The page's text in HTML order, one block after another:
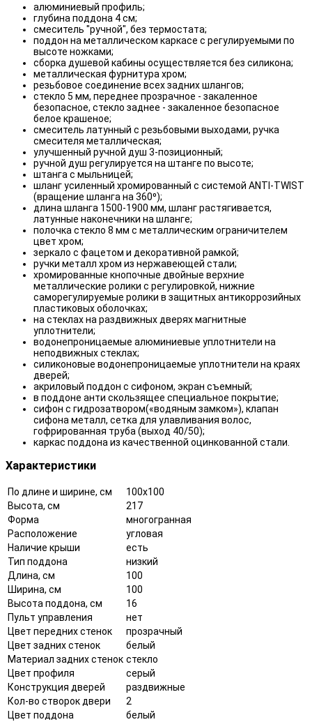
алюминиевый профиль;
глубина поддона 4 см;
смеситель "ручной", без термостата;
поддон на металлическом каркасе с регулируемыми по
высоте ножками;
сборка душевой кабины осуществляется без силикона;
металлическая фурнитура хром;
резьбовое соединение всех задних шлангов;
стекло 5 мм, переднее прозрачное - закаленное
безопасное, стекло заднее - закаленное безопасное
белое крашеное;
смеситель латунный с резьбовыми выходами, ручка
смесителя металлическая;
улучшенный ручной душ 3-позиционный;
ручной душ регулируется на штанге по высоте;
штанга с мыльницей;
шланг усиленный хромированный с системой ANTI-TWIST
(вращение шланга на 360⁰);
длина шланга 1500-1900 мм, шланг растягивается,
латунные наконечники на шланге;
полочка стекло 8 мм с металлическим ограничителем
цвет хром;
зеркало с фацетом и декоративной рамкой;
ручки металл хром из нержавеющей стали;
хромированные кнопочные двойные верхние
металлические ролики с регулировкой, нижние
саморегулируемые ролики в защитных антикоррозийных
пластиковых оболочках;
на стеклах на раздвижных дверях магнитные
уплотнители;
водонепроницаемые алюминиевые уплотнители на
неподвижных стеклах;
силиконовые водонепроницаемые уплотнители на краях
дверей;
акриловый поддон с сифоном, экран съемный;
в поддоне анти скользящее специальное покрытие;
сифон с гидрозатвором(«водяным замком»), клапан
сифона металл, сетка для улавливания волос,
гофрированная труба (выход 40/50);
каркас поддона из качественной оцинкованной стали.
Характеристики
По длине и ширине, см
100x100
Высота, см
217
Форма
многогранная
Расположение
угловая
Наличие крыши
есть
Тип поддона
низкий
Длина, см
100
Ширина, см
100
Высота поддона, см
16
Пульт управления
нет
Цвет передних стенок
прозрачный
Цвет задних стенок
белый
Материал задних стенок стекло
Цвет профиля
серый
Конструкция дверей
раздвижные
Кол-во створок двери
2
Цвет поддона
белый